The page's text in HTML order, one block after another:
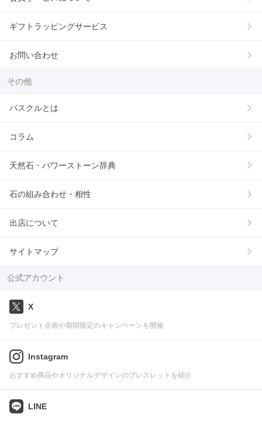
ギフトラッピングサービス
お問い合わせ
その他
パスクルとは
コラム
天然石・パワーストーン辞典
石の組み合わせ・相性
出店について
サイトマップ
公式アカウント
X
プレゼント企画や期間限定のキャンペーンを開催
Instagram
おすすめ商品やオリジナルデザインのブレスレットを紹介
LINE